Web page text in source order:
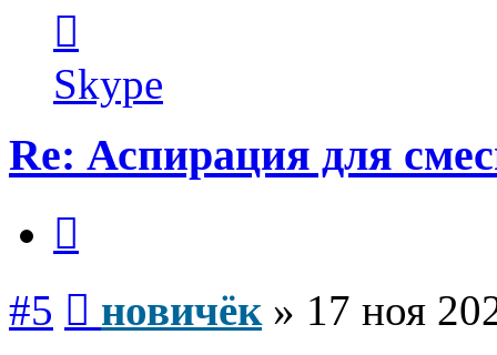
пользователя
новичёк
Skype
Re: Аспирация для
#5 новичёк» 17 ноя